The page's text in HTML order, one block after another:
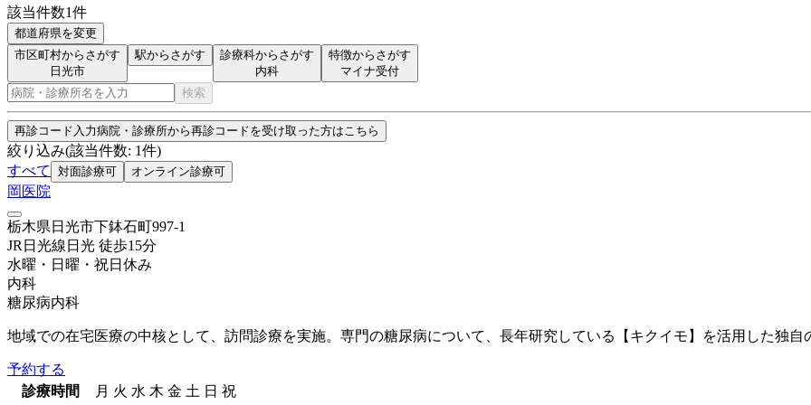
該当件数1件
都道府県を変更
市区町村からさがす
日光市
駅からさがす
診療科からさがす
内科
特徴からさがす
マイナ受付
検索
再診コード入力病院・診療所から再診コードを受け取った方はこちら
絞り込み(該当件数: 1件)
すべて
対面診療可 オンライン診療可
岡医院
栃木県日光市下鉢石町997-1
JR日光線 日光 徒歩15分
水曜・日曜・祝日 休み
内科
糖尿病内科
地域での在宅医療の中核として、訪問診療を実施。専門の糖尿病について、長年研究している【キクイモ】を活用した独自
予約する
診療時間
月 火 水 木 金 土 日 祝